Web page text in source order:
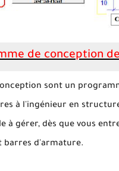
de conception
sont un
à l'ingénieur en
à gérer, dès que vous
barres d'armature.